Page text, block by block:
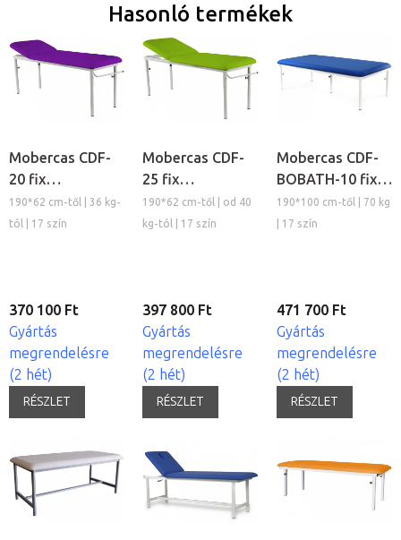
Hasonló termékek
Mobercas CDF-
20 fix
vizsgálóágy
190*62 cm-től | 36 kg-
tól | 17 szín
370 100 Ft
Gyártás
megrendelésre
(2 hét)
RÉSZLET
Mobercas CDF-
25 fix
vizsgálóágy
190*62 cm-től | od 40
kg-tól | 17 szín
397 800 Ft
Gyártás
megrendelésre
(2 hét)
RÉSZLET
Mobercas CDF-
BOBATH-10 fix
vizsgálóágy
190*100 cm-től | 70 kg
| 17 szín
471 700 Ft
Gyártás
megrendelésre
(2 hét)
RÉSZLET